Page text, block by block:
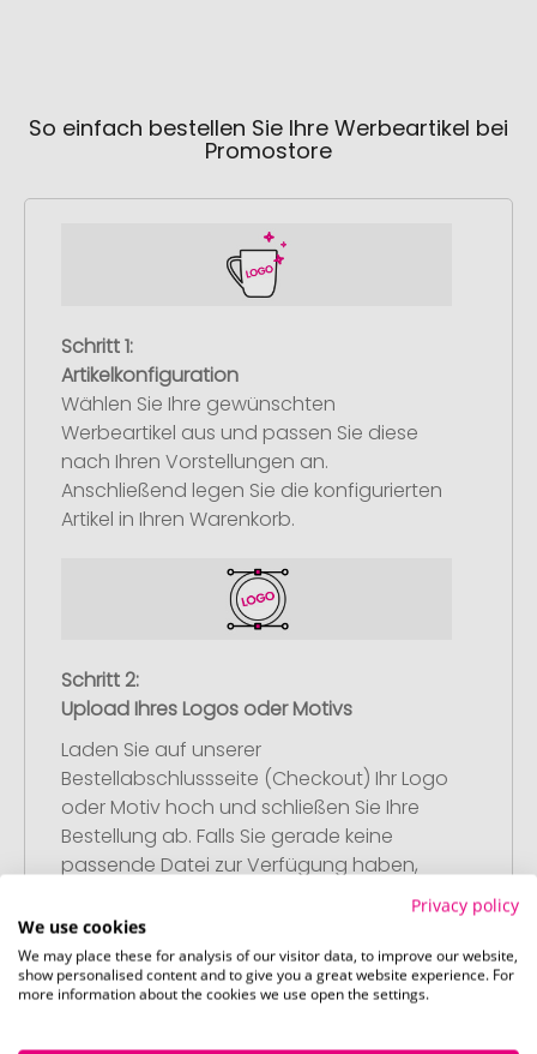
So einfach bestellen Sie Ihre Werbeartikel bei
Promostore
Schritt 1:
Artikelkonfiguration
Wählen Sie Ihre gewünschten
Werbeartikel aus und passen Sie diese
nach Ihren Vorstellungen an.
Anschließend legen Sie die konfigurierten
Artikel in Ihren Warenkorb.
Schritt 2:
Upload Ihres Logos oder Motivs
Laden Sie auf unserer
Bestellabschlussseite (Checkout) Ihr Logo
oder Motiv hoch und schließen Sie Ihre
Bestellung ab. Falls Sie gerade keine
passende Datei zur Verfügung haben,
nachliefern.
Privacy policy
We use cookies
We may place these for analysis of our visitor data, to improve our website,
show personalised content and to give you a great website experience. For
more information about the cookies we use open the settings.